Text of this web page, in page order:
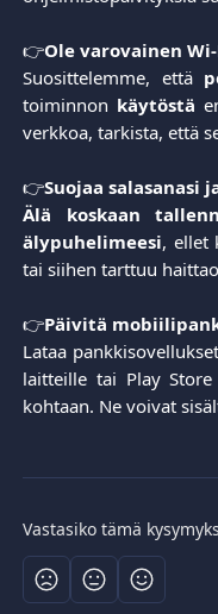
👉Ole varovainen
Suosittelemme, että
toiminnon käytöstä
verkkoa, tarkista, että
👉Suojaa
Älä koskaan
älypuhelimeesi, ellet
tai siihen tarttuu
👉Päivitä
Lataa
laitteille tai Play
kohtaan. Ne voivat
Vastasiko tämä